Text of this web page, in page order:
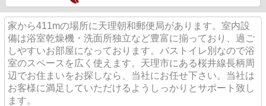
家から411mの場所に天理朝和郵便局があります。室内設
備は浴室乾燥機・洗面所独立など豊富に揃っており、過ご
しやすいお部屋になっております。バストイレ別なので浴
室のスペースを広く使えます。天理市にある桜井線長柄周
辺でお住まいをお探しなら、当社にお任せ下さい。当社は
お客様に満足していただけるようしっかりとサポート致し
ます。